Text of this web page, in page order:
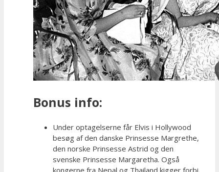
Bonus info:
Under optagelserne får Elvis i Hollywood
besøg af den danske Prinsesse Margrethe,
den norske Prinsesse Astrid og den
svenske Prinsesse Margaretha. Også
kongerne fra Nepal og Thailand kigger forbi.